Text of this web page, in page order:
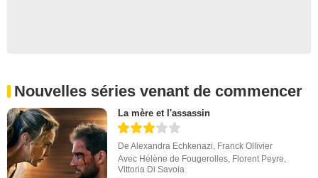
Nouvelles séries venant de commencer
La mère et l'assassin
DeAlexandra Echkenazi, Franck Ollivier
Avec Hélène de Fougerolles, Florent Peyre,
Vittoria Di Savoia